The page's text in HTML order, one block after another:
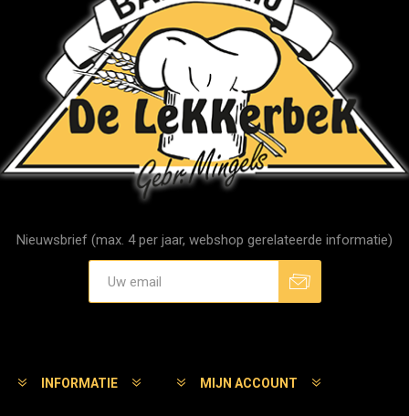
Nieuwsbrief (max. 4 per jaar, webshop gerelateerde informatie)
INFORMATIE MIJN ACCOUNT